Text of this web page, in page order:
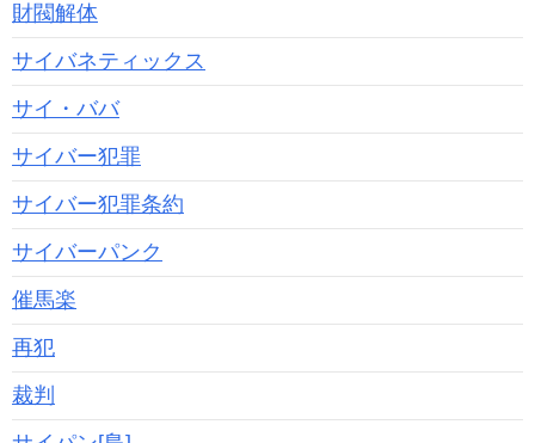
財閥解体
サイバネティックス
サイ・ババ
サイバー犯罪
サイバー犯罪条約
サイバーパンク
催馬楽
再犯
裁判